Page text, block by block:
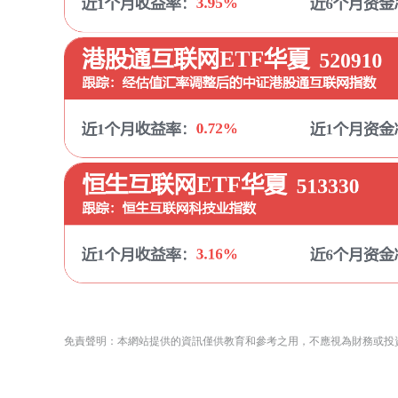
免責聲明：本網站提供的資訊僅供教育和參考之用，不應視為財務或投